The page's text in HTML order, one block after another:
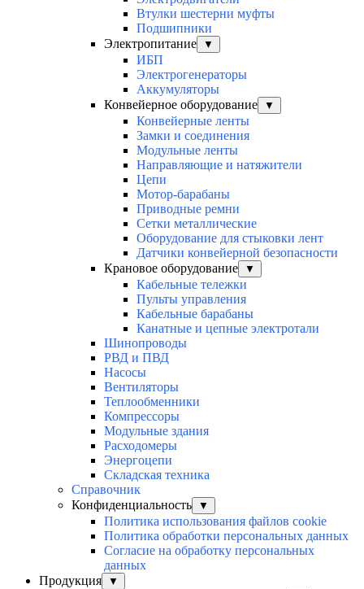
Втулки шестерни муфты
Подшипники
Электропитание
▼
ИБП
Электрогенераторы
Аккумуляторы
Конвейерное оборудование
▼
Конвейерные ленты
Замки и соединения
Модульные ленты
Направляющие и натяжители
Цепи
Мотор-барабаны
Приводные ремни
Сетки металлические
Оборудование для стыковки лент
Датчики конвейерной безопасности
Крановое оборудование
▼
Кабельные тележки
Пульты управления
Кабельные барабаны
Канатные и цепные электротали
Шинопроводы
РВД и ПВД
Насосы
Вентиляторы
Теплообменники
Компрессоры
Модульные здания
Расходомеры
Энергоцепи
Складская техника
Справочник
Конфиденциальность
▼
Политика использования файлов cookie
Политика обработки персональных данных
Согласие на обработку персональных
данных
Продукция
▼